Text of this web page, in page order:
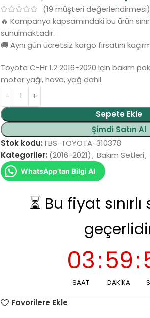
(19 müşteri değerlendirmesi)
🔥 Kampanya kapsamındaki bu ürün
sunulmaktadır.
🚚 Aynı gün ücretsiz kargo fırsatını
Toyota C-Hr 1.2 2016-2020 için bakım
motor yağı, hava, yağ dahil.
Sepete Ekle
Şimdi Satın Al
Alternative:
Stok kodu:FBS-TOYOTA-310378
Kategoriler: (2016-2021) , Bakım Setleri,
WhatsApp’tan Bilgi Al
⏳ Bu fiyat
03
SAAT
:59
DAKIKA
:
Favorilere Ekle